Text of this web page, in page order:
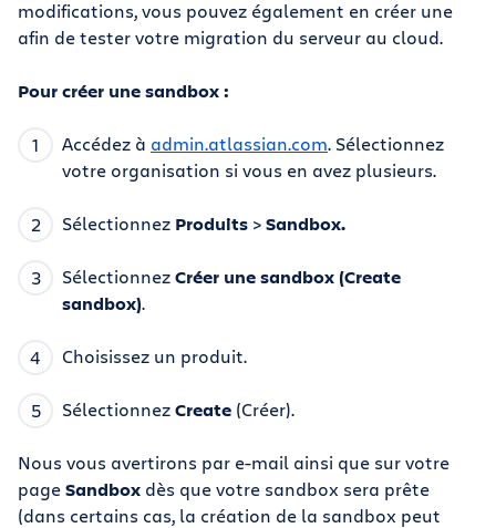
modifications, vous pouvez également en créer une
afin de tester votre migration du serveur au cloud.
Pour créer une sandbox :
Accédez à admin.atlassian.com. Sélectionnez
votre organisation si vous en avez plusieurs.
Sélectionnez Produits >Sandbox.
SélectionnezCréer une sandbox (Create
sandbox).
Choisissez un produit.
SélectionnezCreate (Créer).
Nous vous avertirons par e-mail ainsi que sur votre
pageSandbox dès que votre sandbox sera prête
(dans certains cas, la création de la sandbox peut